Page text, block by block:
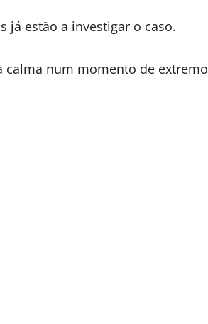
já estão a investigar o caso.
calma num momento de extremo